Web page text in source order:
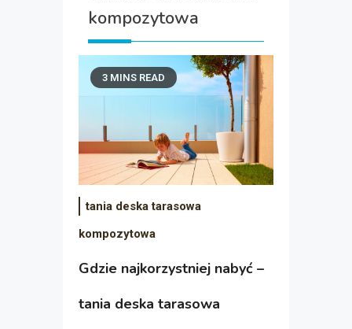
kompozytowa
3 MINS READ
tania deska tarasowa
kompozytowa
Gdzie najkorzystniej nabyć –
tania deska tarasowa